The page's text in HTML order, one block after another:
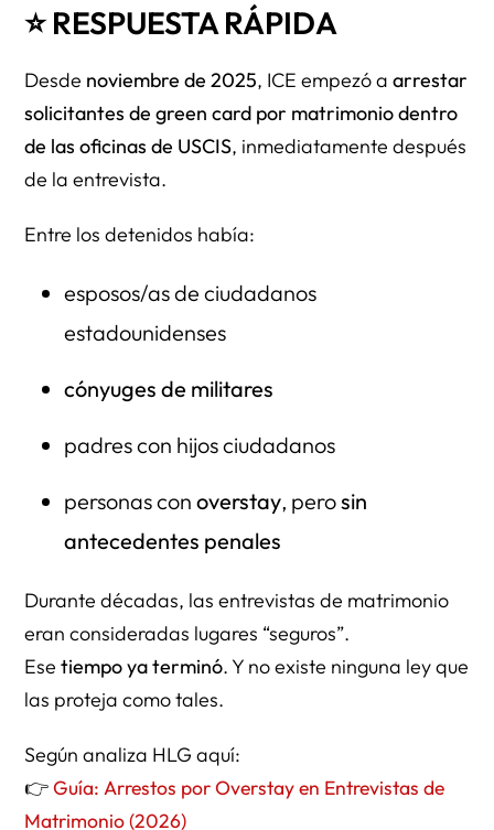
🔥 Riesgo EXTREMO
⭐ CASOS REALES (Resumidos)
Caso 1 — Esposa de Militar Arrestada
Caso 2 — Madre con Bebé
⭐ FRASES CLAVE QUE USCIS NO DIRÁ
⭐ PREGUNTAS FRECUENTES (FAQ) — 60 Preguntas en
Español
🟦 D. SOBRE EL PROCESO DE ARRESTO
🟪 E. SOBRE RIESGOS SEGÚN MI FORMA DE ENTRADA
🟫 F. SOBRE ESTRATEGIA LEGAL Y PREPARACIÓN
⭐ DIRECTORIO DE RECURSOS
Gobierno
⭐ RESPUESTA RÁPIDA
Desde noviembre de 2025, ICE empezó aarrestar
solicitantes de green card por matrimonio dentro
de las oficinas de USCIS, inmediatamente después
de la entrevista.
Entre los detenidos había:
esposos/as de ciudadanos
estadounidenses
cónyuges de militares
padres con hijos ciudadanos
personas con overstay, perosin
antecedentes penales
Durante décadas, las entrevistas de matrimonio
eran consideradas lugares “seguros”.
Esetiempo ya terminó. Y no existe ninguna ley que
las proteja como tales.
Según analiza HLG aquí:
👉Guía: Arrestos por Overstay en Entrevistas de
Matrimonio (2026)